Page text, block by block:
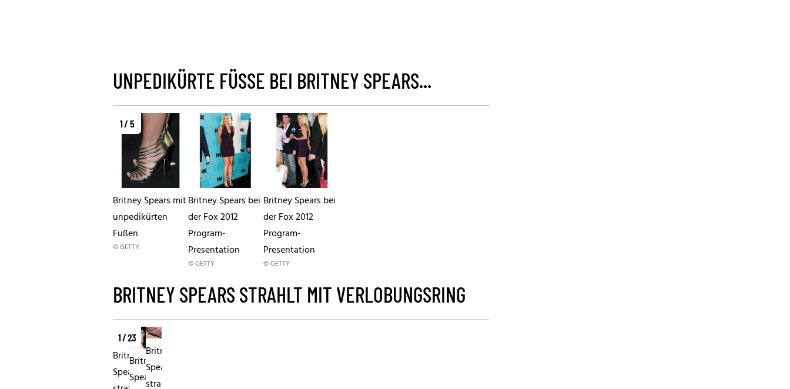
UNPEDIKÜRTE FÜSSE BEI BRITNEY SPEARS...
1 / 5
Britney Spears mit
unpedikürten
Füßen
© GETTY
Britney Spears bei
der Fox 2012
Program-
Presentation
© GETTY
Britney Spears bei
der Fox 2012
Program-
Presentation
© GETTY
BRITNEY SPEARS STRAHLT MIT VERLOBUNGSRING
1 / 23
Britney
Spears
Britney
Spears
Britney
Spears
strahlt